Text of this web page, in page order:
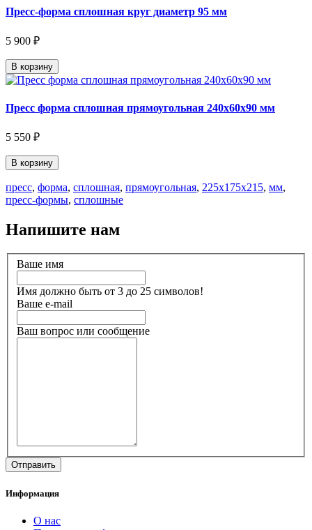
Пресс-форма сплошная круг диаметр 95 мм
5 900 ₽
В корзину
Пресс форма сплошная прямоугольная 240х60х90 мм
5 550 ₽
В корзину
пресс, форма, сплошная, прямоугольная, 225х175х215, мм,
пресс-формы, сплошные
Напишите нам
Ваше имя
Имя должно быть от 3 до 25 символов!
Ваше e-mail
Ваш вопрос или сообщение
Информация
О нас